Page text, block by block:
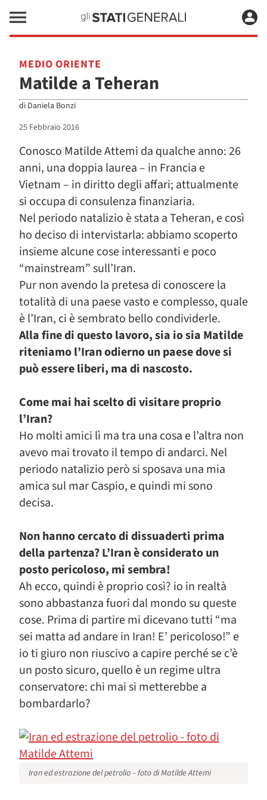
MEDIO ORIENTE
Matilde a Teheran
di Daniela Bonzi
25 Febbraio 2016
Conosco Matilde Attemi da qualche anno: 26
anni, una doppia laurea – in Francia e
Vietnam – in diritto degli affari; attualmente
si occupa di consulenza finanziaria.
Nel periodo natalizio è stata a Teheran, e così
ho deciso di intervistarla: abbiamo scoperto
insieme alcune cose interessanti e poco
“mainstream” sull’Iran.
Pur non avendo la pretesa di conoscere la
totalità di una paese vasto e complesso, quale
è l’Iran, ci è sembrato bello condividerle.
Alla fine di questo lavoro, sia io sia Matilde
riteniamo l’Iran odierno un paese dove si
può essere liberi, ma di nascosto.
Come mai hai scelto di visitare proprio
l’Iran?
Ho molti amici lì ma tra una cosa e l’altra non
avevo mai trovato il tempo di andarci. Nel
periodo natalizio però si sposava una mia
amica sul mar Caspio, e quindi mi sono
decisa.
Non hanno cercato di dissuaderti prima
della partenza? L’Iran è considerato un
posto pericoloso, mi sembra!
Ah ecco, quindi è proprio così? io in realtà
sono abbastanza fuori dal mondo su queste
cose. Prima di partire mi dicevano tutti “ma
sei matta ad andare in Iran! E’ pericoloso!” e
io ti giuro non riuscivo a capire perché se c’è
un posto sicuro, quello è un regime ultra
conservatore: chi mai si metterebbe a
bombardarlo?
Iran ed estrazione del petrolio – foto di Matilde Attemi